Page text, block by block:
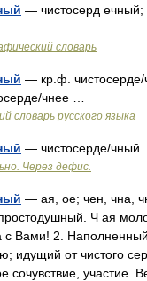
— чистосерд ечный;
словарь
— кр.ф. чистосерде/
чнее …
словарь русского языка
— чистосерде/чный
Через дефис.
— ая, ое; чен, чна,
Ч ая
с Вами! 2.
идущий от чистого
сочувствие, участие.